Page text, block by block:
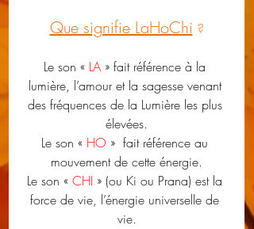
Que signifie LaHoChi ?
Le son « LA » fait référence à la
lumière, l’amour et la sagesse venant
des fréquences de la Lumière les plus
élevées.
Le son « HO »  fait référence au
mouvement de cette énergie.
Le son « CHI » (ou Ki ou Prana) est la
force de vie, l’énergie universelle de
vie.